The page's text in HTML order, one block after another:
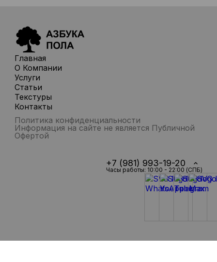
Главная
О Компании
Услуги
Статьи
Текстуры
Контакты
Политика конфиденциальности
Информация на сайте не является Публичной
Офертой
+7 (981) 993-19-20
Часы работы: 10:00 - 22:00 (СПБ)